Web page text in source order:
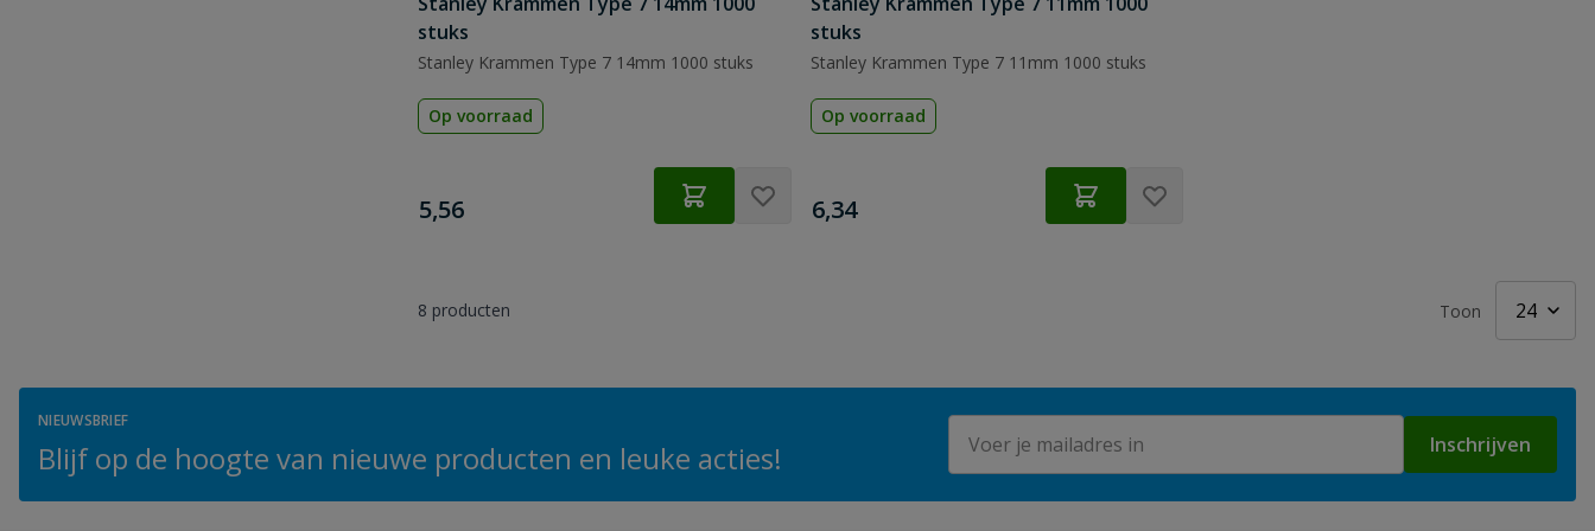
stuks
Stanley Krammen Type 7 14mm 1000 stuks
Op voorraad
€
5,56
stuks
Stanley Krammen Type 7 11mm 1000 stuks
Op voorraad
€
6,34
8 producten Toon
NIEUWSBRIEF
Blijf op de hoogte van nieuwe producten en leuke acties! Inschrijven